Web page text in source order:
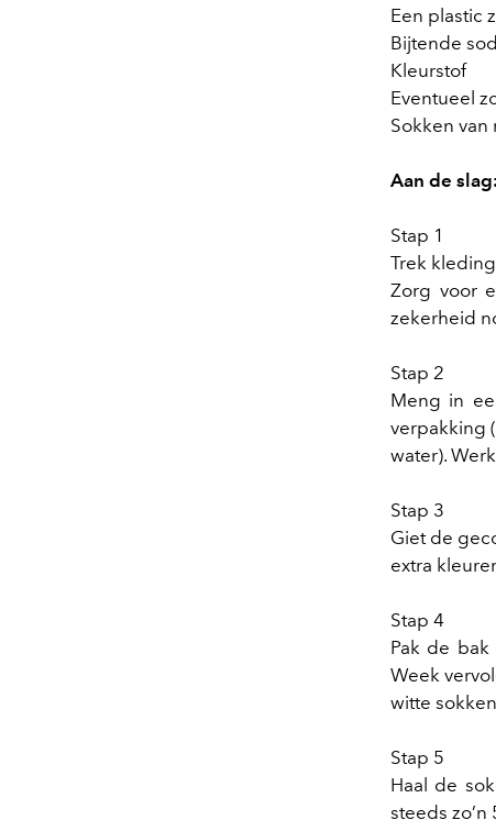
Een plastic
Bijtende
Kleurstof
Eventueel
Sokken
Aan de slag:
Stap 1
Trek
Zorg voor
zekerheid
Stap 2
Meng in
verpakking
water).
Stap 3
Giet de
extra
Stap 4
Pak de
Week
witte
Stap 5
Haal de
steeds